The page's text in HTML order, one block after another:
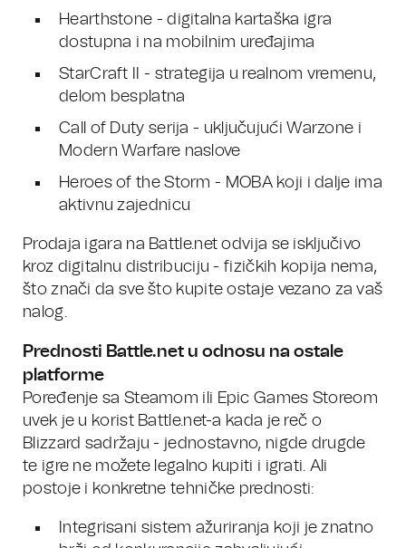
Hearthstone - digitalna kartaška igra
dostupna i na mobilnim uređajima
StarCraft II - strategija u realnom vremenu,
delom besplatna
Call of Duty serija - uključujući Warzone i
Modern Warfare naslove
Heroes of the Storm - MOBA koji i dalje ima
aktivnu zajednicu
Prodaja igara na Battle.net odvija se isključivo
kroz digitalnu distribuciju - fizičkih kopija nema,
što znači da sve što kupite ostaje vezano za vaš
nalog.
Prednosti Battle.net u odnosu na ostale
platforme
Poređenje sa Steamom ili Epic Games Storeom
uvek je u korist Battle.net-a kada je reč o
Blizzard sadržaju - jednostavno, nigde drugde
te igre ne možete legalno kupiti i igrati. Ali
postoje i konkretne tehničke prednosti:
Integrisani sistem ažuriranja koji je znatno